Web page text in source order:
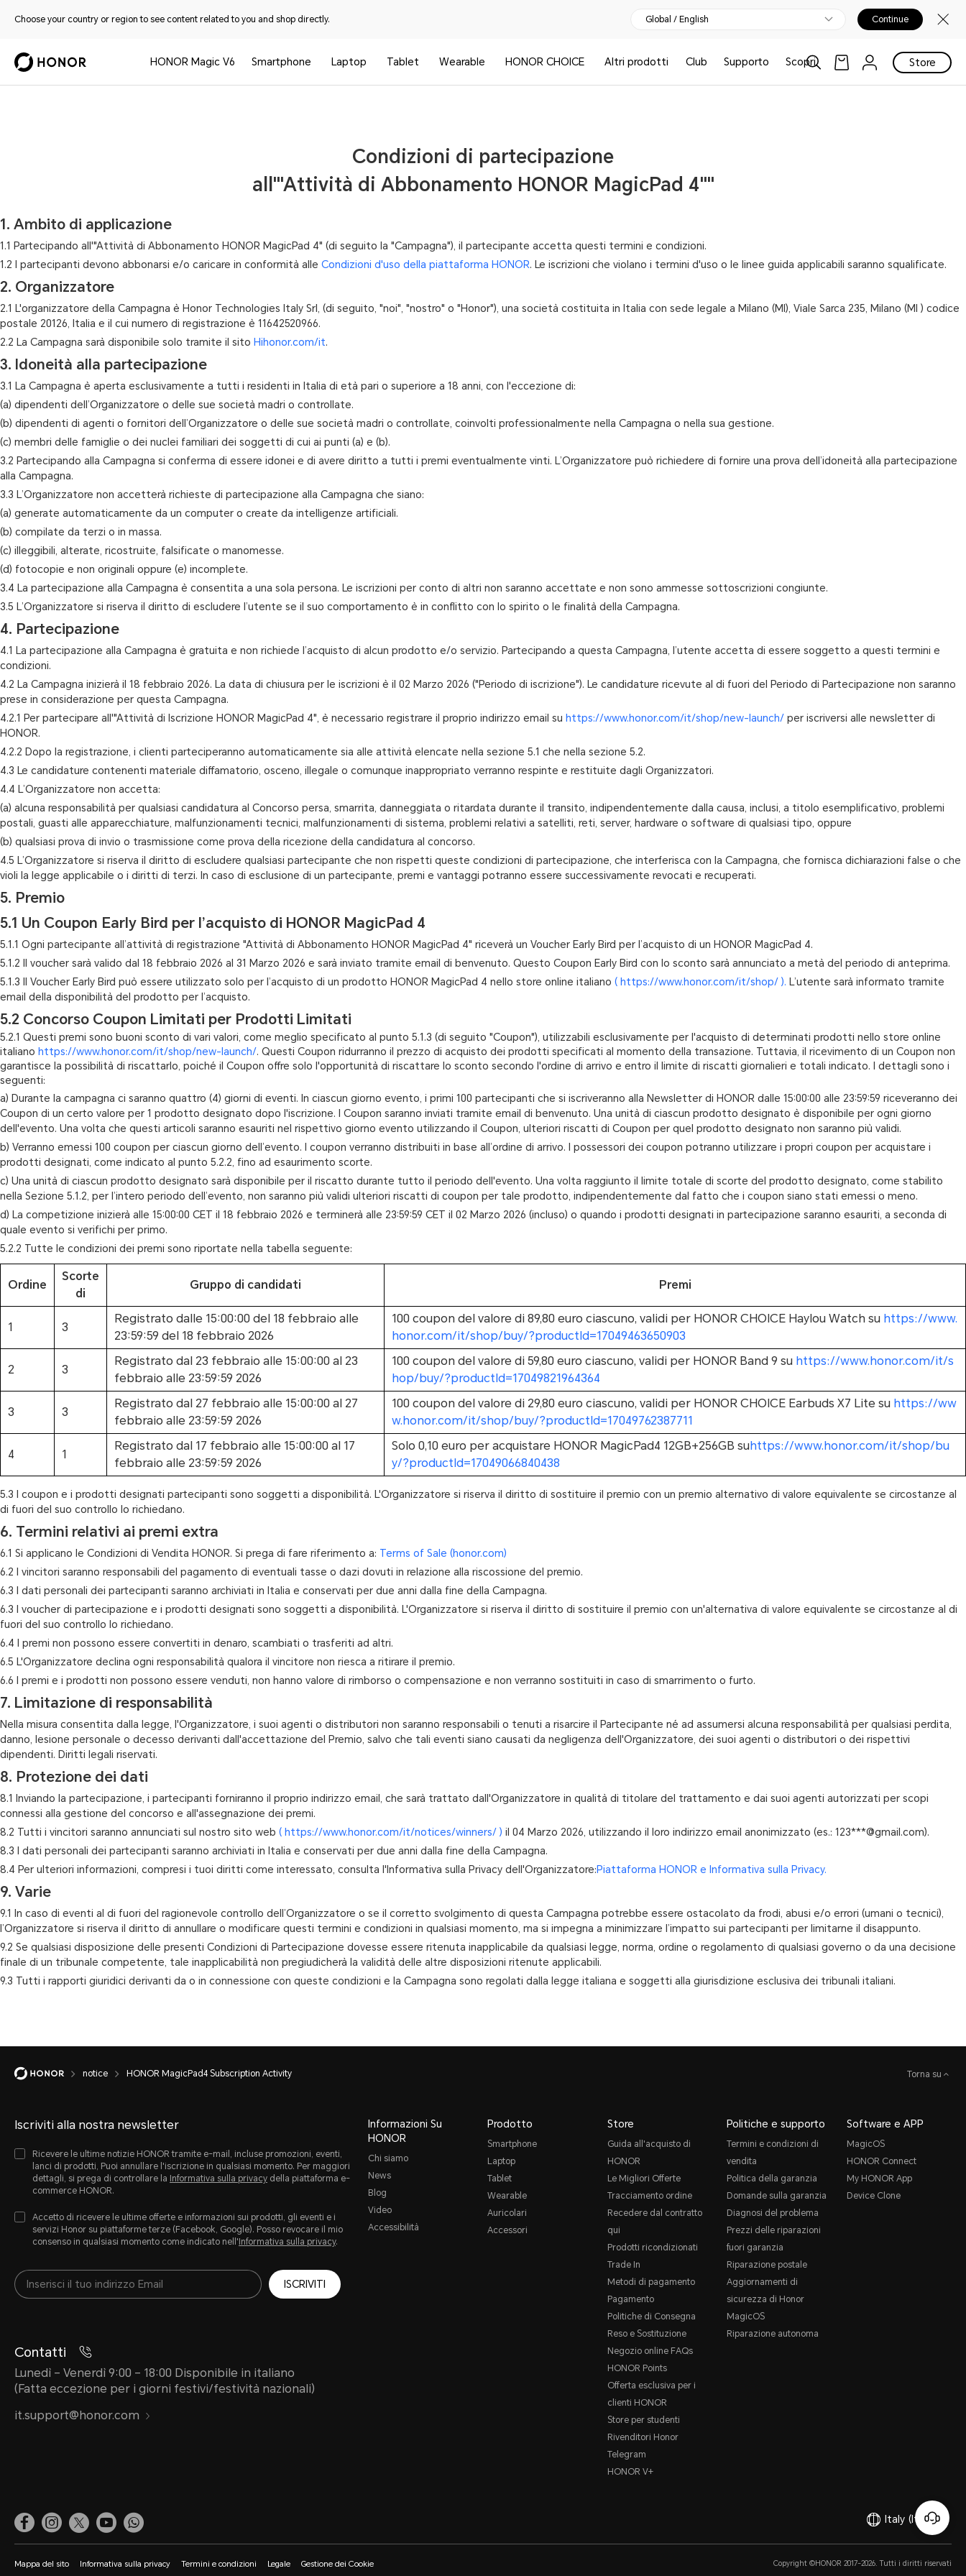
Choose your country or region to see content related to you and shop directly. Global / English Continue
HONOR Magic V6 Smartphone Laptop Tablet Wearable HONOR CHOICE Altri prodotti Club Supporto Scopri Store
Condizioni di partecipazione
all'"Attività di Abbonamento HONOR MagicPad 4""
1. Ambito di applicazione
1.1 Partecipando all'"Attività di Abbonamento HONOR MagicPad 4" (di seguito la "Campagna"), il partecipante accetta questi termini e condizioni.
1.2 I partecipanti devono abbonarsi e/o caricare in conformità alle Condizioni d'uso della piattaforma HONOR. Le iscrizioni che violano i termini d'uso o le linee guida applicabili saranno squalificate.
2. Organizzatore
2.1 L'organizzatore della Campagna è Honor Technologies Italy Srl, (di seguito, "noi", "nostro" o "Honor"), una società costituita in Italia con sede legale a Milano (MI), Viale Sarca 235, Milano (MI ) codice
postale 20126, Italia e il cui numero di registrazione è 11642520966.
2.2 La Campagna sarà disponibile solo tramite il sito Hihonor.com/it.
3. Idoneità alla partecipazione
3.1 La Campagna è aperta esclusivamente a tutti i residenti in Italia di età pari o superiore a 18 anni, con l'eccezione di:
(a) dipendenti dell’Organizzatore o delle sue società madri o controllate.
(b) dipendenti di agenti o fornitori dell’Organizzatore o delle sue società madri o controllate, coinvolti professionalmente nella Campagna o nella sua gestione.
(c) membri delle famiglie o dei nuclei familiari dei soggetti di cui ai punti (a) e (b).
3.2 Partecipando alla Campagna si conferma di essere idonei e di avere diritto a tutti i premi eventualmente vinti. L’Organizzatore può richiedere di fornire una prova dell’idoneità alla partecipazione
alla Campagna.
3.3 L’Organizzatore non accetterà richieste di partecipazione alla Campagna che siano:
(a) generate automaticamente da un computer o create da intelligenze artificiali.
(b) compilate da terzi o in massa.
(c) illeggibili, alterate, ricostruite, falsificate o manomesse.
(d) fotocopie e non originali oppure (e) incomplete.
3.4 La partecipazione alla Campagna è consentita a una sola persona. Le iscrizioni per conto di altri non saranno accettate e non sono ammesse sottoscrizioni congiunte.
3.5 L’Organizzatore si riserva il diritto di escludere l’utente se il suo comportamento è in conflitto con lo spirito o le finalità della Campagna.
4. Partecipazione
4.1 La partecipazione alla Campagna è gratuita e non richiede l’acquisto di alcun prodotto e/o servizio. Partecipando a questa Campagna, l’utente accetta di essere soggetto a questi termini e
condizioni.
4.2 La Campagna inizierà il 18 febbraio 2026. La data di chiusura per le iscrizioni è il 02 Marzo 2026 ("Periodo di iscrizione"). Le candidature ricevute al di fuori del Periodo di Partecipazione non saranno
prese in considerazione per questa Campagna.
4.2.1 Per partecipare all'"Attività di Iscrizione HONOR MagicPad 4", è necessario registrare il proprio indirizzo email su https://www.honor.com/it/shop/new-launch/ per iscriversi alle newsletter di
HONOR.
4.2.2 Dopo la registrazione, i clienti parteciperanno automaticamente sia alle attività elencate nella sezione 5.1 che nella sezione 5.2.
4.3 Le candidature contenenti materiale diffamatorio, osceno, illegale o comunque inappropriato verranno respinte e restituite dagli Organizzatori.
4.4 L’Organizzatore non accetta:
(a) alcuna responsabilità per qualsiasi candidatura al Concorso persa, smarrita, danneggiata o ritardata durante il transito, indipendentemente dalla causa, inclusi, a titolo esemplificativo, problemi
postali, guasti alle apparecchiature, malfunzionamenti tecnici, malfunzionamenti di sistema, problemi relativi a satelliti, reti, server, hardware o software di qualsiasi tipo, oppure
(b) qualsiasi prova di invio o trasmissione come prova della ricezione della candidatura al concorso.
4.5 L’Organizzatore si riserva il diritto di escludere qualsiasi partecipante che non rispetti queste condizioni di partecipazione, che interferisca con la Campagna, che fornisca dichiarazioni false o che
violi la legge applicabile o i diritti di terzi. In caso di esclusione di un partecipante, premi e vantaggi potranno essere successivamente revocati e recuperati.
5. Premio
5.1 Un Coupon Early Bird per l’acquisto di HONOR MagicPad 4
5.1.1 Ogni partecipante all’attività di registrazione "Attività di Abbonamento HONOR MagicPad 4" riceverà un Voucher Early Bird per l’acquisto di un HONOR MagicPad 4.
5.1.2 Il voucher sarà valido dal 18 febbraio 2026 al 31 Marzo 2026 e sarà inviato tramite email di benvenuto. Questo Coupon Early Bird con lo sconto sarà annunciato a metà del periodo di anteprima.
5.1.3 Il Voucher Early Bird può essere utilizzato solo per l’acquisto di un prodotto HONOR MagicPad 4 nello store online italiano ( https://www.honor.com/it/shop/ ). L’utente sarà informato tramite
email della disponibilità del prodotto per l’acquisto.
5.2 Concorso Coupon Limitati per Prodotti Limitati
5.2.1 Questi premi sono buoni sconto di vari valori, come meglio specificato al punto 5.1.3 (di seguito "Coupon"), utilizzabili esclusivamente per l'acquisto di determinati prodotti nello store online
italiano https://www.honor.com/it/shop/new-launch/. Questi Coupon ridurranno il prezzo di acquisto dei prodotti specificati al momento della transazione. Tuttavia, il ricevimento di un Coupon non
garantisce la possibilità di riscattarlo, poiché il Coupon offre solo l'opportunità di riscattare lo sconto secondo l'ordine di arrivo e entro il limite di riscatti giornalieri e totali indicato. I dettagli sono i
seguenti:
a) Durante la campagna ci saranno quattro (4) giorni di eventi. In ciascun giorno evento, i primi 100 partecipanti che si iscriveranno alla Newsletter di HONOR dalle 15:00:00 alle 23:59:59 riceveranno dei
Coupon di un certo valore per 1 prodotto designato dopo l'iscrizione. I Coupon saranno inviati tramite email di benvenuto. Una unità di ciascun prodotto designato è disponibile per ogni giorno
dell'evento. Una volta che questi articoli saranno esauriti nel rispettivo giorno evento utilizzando il Coupon, ulteriori riscatti di Coupon per quel prodotto designato non saranno più validi.
b) Verranno emessi 100 coupon per ciascun giorno dell’evento. I coupon verranno distribuiti in base all’ordine di arrivo. I possessori dei coupon potranno utilizzare i propri coupon per acquistare i
prodotti designati, come indicato al punto 5.2.2, fino ad esaurimento scorte.
c) Una unità di ciascun prodotto designato sarà disponibile per il riscatto durante tutto il periodo dell'evento. Una volta raggiunto il limite totale di scorte del prodotto designato, come stabilito
nella Sezione 5.1.2, per l’intero periodo dell’evento, non saranno più validi ulteriori riscatti di coupon per tale prodotto, indipendentemente dal fatto che i coupon siano stati emessi o meno.
d) La competizione inizierà alle 15:00:00 CET il 18 febbraio 2026 e terminerà alle 23:59:59 CET il 02 Marzo 2026 (incluso) o quando i prodotti designati in partecipazione saranno esauriti, a seconda di
quale evento si verifichi per primo.
5.2.2 Tutte le condizioni dei premi sono riportate nella tabella seguente:
Ordine
Scorte
di
Gruppo di candidati Premi
1 3
Registrato dalle 15:00:00 del 18 febbraio alle
23:59:59 del 18 febbraio 2026
100 coupon del valore di 89,80 euro ciascuno, validi per HONOR CHOICE Haylou Watch su https://www.
honor.com/it/shop/buy/?productId=17049463650903
2 3
Registrato dal 23 febbraio alle 15:00:00 al 23
febbraio alle 23:59:59 2026
100 coupon del valore di 59,80 euro ciascuno, validi per HONOR Band 9 su https://www.honor.com/it/s
hop/buy/?productId=17049821964364
3 3
Registrato dal 27 febbraio alle 15:00:00 al 27
febbraio alle 23:59:59 2026
100 coupon del valore di 29,80 euro ciascuno, validi per HONOR CHOICE Earbuds X7 Lite su https://ww
w.honor.com/it/shop/buy/?productId=17049762387711
4 1
Registrato dal 17 febbraio alle 15:00:00 al 17
febbraio alle 23:59:59 2026
Solo 0,10 euro per acquistare HONOR MagicPad4 12GB+256GB suhttps://www.honor.com/it/shop/bu
y/?productId=17049066840438
5.3 I coupon e i prodotti designati partecipanti sono soggetti a disponibilità. L'Organizzatore si riserva il diritto di sostituire il premio con un premio alternativo di valore equivalente se circostanze al
di fuori del suo controllo lo richiedano.
6. Termini relativi ai premi extra
6.1 Si applicano le Condizioni di Vendita HONOR. Si prega di fare riferimento a: Terms of Sale (honor.com)
6.2 I vincitori saranno responsabili del pagamento di eventuali tasse o dazi dovuti in relazione alla riscossione del premio.
6.3 I dati personali dei partecipanti saranno archiviati in Italia e conservati per due anni dalla fine della Campagna.
6.3 I voucher di partecipazione e i prodotti designati sono soggetti a disponibilità. L'Organizzatore si riserva il diritto di sostituire il premio con un'alternativa di valore equivalente se circostanze al di
fuori del suo controllo lo richiedano.
6.4 I premi non possono essere convertiti in denaro, scambiati o trasferiti ad altri.
6.5 L'Organizzatore declina ogni responsabilità qualora il vincitore non riesca a ritirare il premio.
6.6 I premi e i prodotti non possono essere venduti, non hanno valore di rimborso o compensazione e non verranno sostituiti in caso di smarrimento o furto.
7. Limitazione di responsabilità
Nella misura consentita dalla legge, l'Organizzatore, i suoi agenti o distributori non saranno responsabili o tenuti a risarcire il Partecipante né ad assumersi alcuna responsabilità per qualsiasi perdita,
danno, lesione personale o decesso derivanti dall'accettazione del Premio, salvo che tali eventi siano causati da negligenza dell'Organizzatore, dei suoi agenti o distributori o dei rispettivi
dipendenti. Diritti legali riservati.
8. Protezione dei dati
8.1 Inviando la partecipazione, i partecipanti forniranno il proprio indirizzo email, che sarà trattato dall'Organizzatore in qualità di titolare del trattamento e dai suoi agenti autorizzati per scopi
connessi alla gestione del concorso e all'assegnazione dei premi.
8.2 Tutti i vincitori saranno annunciati sul nostro sito web ( https://www.honor.com/it/notices/winners/ ) il 04 Marzo 2026, utilizzando il loro indirizzo email anonimizzato (es.: 123***@gmail.com).
8.3 I dati personali dei partecipanti saranno archiviati in Italia e conservati per due anni dalla fine della Campagna.
8.4 Per ulteriori informazioni, compresi i tuoi diritti come interessato, consulta l'Informativa sulla Privacy dell'Organizzatore:Piattaforma HONOR e Informativa sulla Privacy.
9. Varie
9.1 In caso di eventi al di fuori del ragionevole controllo dell’Organizzatore o se il corretto svolgimento di questa Campagna potrebbe essere ostacolato da frodi, abusi e/o errori (umani o tecnici),
l’Organizzatore si riserva il diritto di annullare o modificare questi termini e condizioni in qualsiasi momento, ma si impegna a minimizzare l’impatto sui partecipanti per limitarne il disappunto.
9.2 Se qualsiasi disposizione delle presenti Condizioni di Partecipazione dovesse essere ritenuta inapplicabile da qualsiasi legge, norma, ordine o regolamento di qualsiasi governo o da una decisione
finale di un tribunale competente, tale inapplicabilità non pregiudicherà la validità delle altre disposizioni ritenute applicabili.
9.3 Tutti i rapporti giuridici derivanti da o in connessione con queste condizioni e la Campagna sono regolati dalla legge italiana e soggetti alla giurisdizione esclusiva dei tribunali italiani.
notice HONOR MagicPad4 Subscription Activity Torna su
Iscriviti alla nostra newsletter
Ricevere le ultime notizie HONOR tramite e-mail, incluse promozioni, eventi,
lanci di prodotti, Puoi annullare l'iscrizione in qualsiasi momento. Per maggiori
dettagli, si prega di controllare la Informativa sulla privacy della piattaforma e-
commerce HONOR.
Accetto di ricevere le ultime offerte e informazioni sui prodotti, gli eventi e i
servizi Honor su piattaforme terze (Facebook, Google). Posso revocare il mio
consenso in qualsiasi momento come indicato nell' Informativa sulla privacy.
ISCRIVITI
Contatti
Lunedì – Venerdì 9:00 – 18:00 Disponibile in italiano
(Fatta eccezione per i giorni festivi/festività nazionali)
it.support@honor.com
Informazioni Su
HONOR
Chi siamo
News
Blog
Video
Accessibilità
Prodotto
Smartphone
Laptop
Tablet
Wearable
Auricolari
Accessori
Store
Guida all'acquisto di
HONOR
Le Migliori Offerte
Tracciamento ordine
Recedere dal contratto
qui
Prodotti ricondizionati
Trade In
Metodi di pagamento
Pagamento
Politiche di Consegna
Reso e Sostituzione
Negozio online FAQs
HONOR Points
Offerta esclusiva per i
clienti HONOR
Store per studenti
Rivenditori Honor
Telegram
HONOR V+
Politiche e supporto
Termini e condizioni di
vendita
Politica della garanzia
Domande sulla garanzia
Diagnosi del problema
Prezzi delle riparazioni
fuori garanzia
Riparazione postale
Aggiornamenti di
sicurezza di Honor
MagicOS
Riparazione autonoma
Software e APP
MagicOS
HONOR Connect
My HONOR App
Device Clone
Italy (Italiano)
Mappa del sito Informativa sulla privacy Termini e condizioni Legale Gestione dei Cookie Copyright ©HONOR 2017-2026. Tutti i diritti riservati